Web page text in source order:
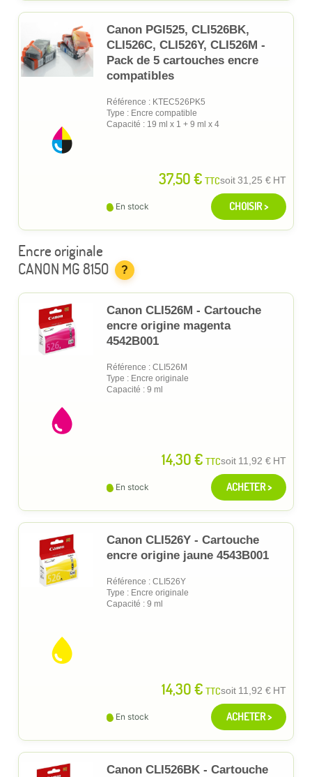
Canon PGI525, CLI526BK,
CLI526C, CLI526Y, CLI526M -
Pack de 5 cartouches encre
compatibles
Référence : KTEC526PK5
Type : Encre compatible
Capacité : 19 ml x 1 + 9 ml x 4
37,50 € TTCsoit31,25 € HT
En stock CHOISIR >
Encre originale
CANON MG 8150
?
Canon CLI526M - Cartouche
encre origine magenta
4542B001
Référence : CLI526M
Type : Encre originale
Capacité : 9 ml
14,30 € TTCsoit 11,92 € HT
En stock ACHETER >
Canon CLI526Y - Cartouche
encre origine jaune 4543B001
Référence : CLI526Y
Type : Encre originale
Capacité : 9 ml
14,30 € TTCsoit 11,92 € HT
En stock ACHETER >
Canon CLI526BK - Cartouche